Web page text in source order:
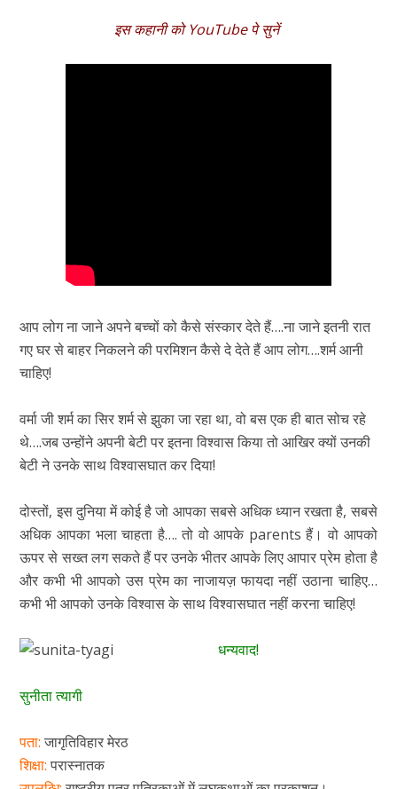
इस कहानी को YouTube पे सुनें
आप लोग ना जाने अपने बच्चों को कैसे संस्कार देते हैं….ना जाने इतनी रात
गए घर से बाहर निकलने की परमिशन कैसे दे देते हैं आप लोग….शर्म आनी
चाहिए!
वर्मा जी शर्म का सिर शर्म से झुका जा रहा था, वो बस एक ही बात सोच रहे
थे….जब उन्होंने अपनी बेटी पर इतना विश्वास किया तो आखिर क्यों उनकी
बेटी ने उनके साथ विश्वासघात कर दिया!
दोस्तों, इस दुनिया में कोई है जो आपका सबसे अधिक ध्यान रखता है, सबसे
अधिक आपका भला चाहता है…. तो वो आपके parents हैं। वो आपको
ऊपर से सख्त लग सकते हैं पर उनके भीतर आपके लिए आपार प्रेम होता है
और कभी भी आपको उस प्रेम का नाजायज़ फायदा नहीं उठाना चाहिए…
कभी भी आपको उनके विश्वास के साथ विश्वासघात नहीं करना चाहिए!
धन्यवाद!
सुनीता त्यागी
पता:जागृतिविहार मेरठ
शिक्षा:परास्नातक